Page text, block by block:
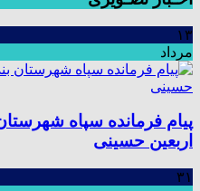
۱۳
مرداد
پیام فرمانده سپاه
اربعین حسینی
۳۱